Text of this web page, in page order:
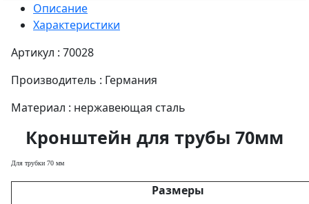
Описание
Характеристики
Артикул : 70028
Производитель : Германия
Материал : нержавеющая сталь
Кронштейн для трубы 70мм
Для трубки 70 мм
Размеры